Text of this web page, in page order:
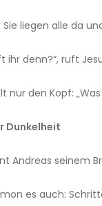
liegen alle da
ihr denn?“, ruft
nur den Kopf:
Dunkelheit
Andreas seinem
es auch: